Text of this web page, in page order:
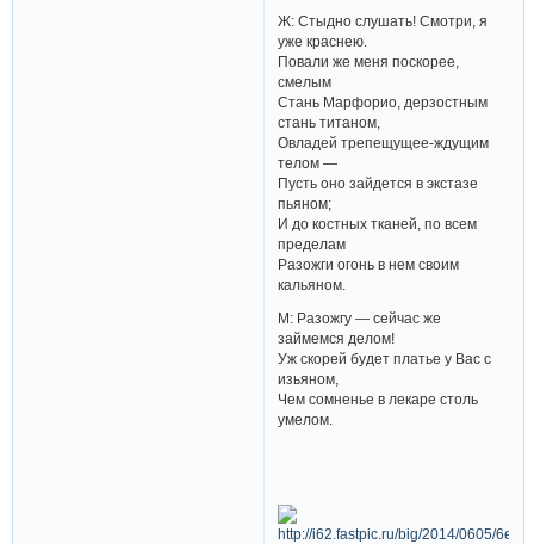
Ж: Стыдно слушать! Смотри, я
уже краснею.
Повали же меня поскорее,
смелым
Стань Марфорио, дерзостным
стань титаном,
Овладей трепещущее-ждущим
телом —
Пусть оно зайдется в экстазе
пьяном;
И до костных тканей, по всем
пределам
Разожги огонь в нем своим
кальяном.
М: Разожгу — сейчас же
займемся делом!
Уж скорей будет платье у Вас с
изьяном,
Чем сомненье в лекаре столь
умелом.